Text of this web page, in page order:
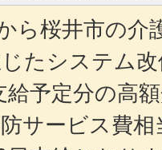
ら桜井市の介
たシステム
予定分の高
サービス費